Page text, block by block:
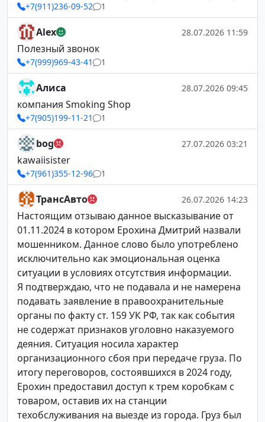
+7(911)236-09-52 1
Alex 28.07.2026 11:59
Полезный звонок
+7(999)969-43-41 1
Алиса 28.07.2026 09:45
компания Smoking Shop
+7(905)199-11-21 1
bog 27.07.2026 03:21
kawaiisister
+7(961)355-12-96 1
ТрансАвто 26.07.2026 14:23
Настоящим отзываю данное высказывание от
01.11.2024 в котором Ерохина Дмитрий назвали
мошенником. Данное слово было употреблено
исключительно как эмоциональная оценка
ситуации в условиях отсутствия информации.
Я подтверждаю, что не подавала и не намерена
подавать заявление в правоохранительные
органы по факту ст. 159 УК РФ, так как события
не содержат признаков уголовно наказуемого
деяния. Ситуация носила характер
организационного сбоя при передаче груза. По
итогу переговоров, состоявшихся в 2024 году,
Ерохин предоставил доступ к трем коробкам с
товаром, оставив их на станции
техобслуживания на выезде из города. Груз был